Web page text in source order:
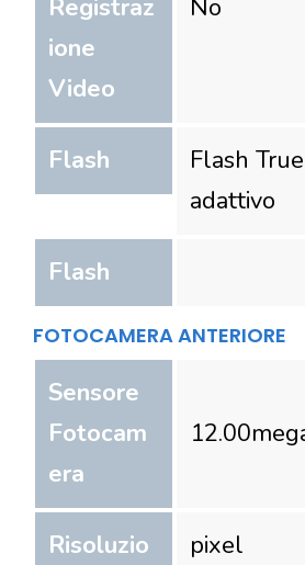
Registraz
ione
Video
No
Flash
Flash
adattivo
Flash
FOTOCAMERA ANTERIORE
Sensore
Fotocam
era
12.00
Risoluzio
pixel